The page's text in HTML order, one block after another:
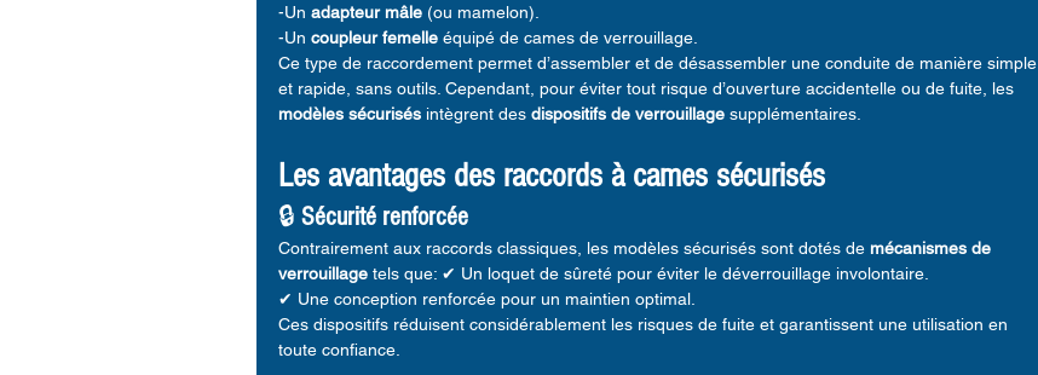
-Un adapteur mâle (ou mamelon).
-Un coupleur femelle équipé de cames de verrouillage.
Ce type de raccordement permet d’assembler et de désassembler une conduite de manière simple
et rapide, sans outils. Cependant, pour éviter tout risque d’ouverture accidentelle ou de fuite, les
modèles sécurisés intègrent des dispositifs de verrouillage supplémentaires.
Les avantages des raccords à cames sécurisés
🔒 Sécurité renforcée
Contrairement aux raccords classiques, les modèles sécurisés sont dotés de mécanismes de
verrouillage tels que: ✔ Un loquet de sûreté pour éviter le déverrouillage involontaire.
✔ Une conception renforcée pour un maintien optimal.
Ces dispositifs réduisent considérablement les risques de fuite et garantissent une utilisation en
toute confiance.